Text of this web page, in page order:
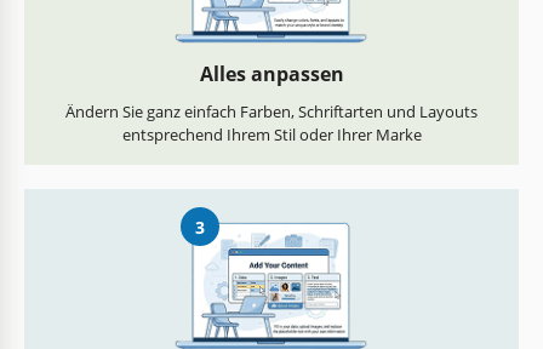
Alles anpassen
Ändern Sie ganz einfach Farben, Schriftarten und Layouts
entsprechend Ihrem Stil oder Ihrer Marke
3